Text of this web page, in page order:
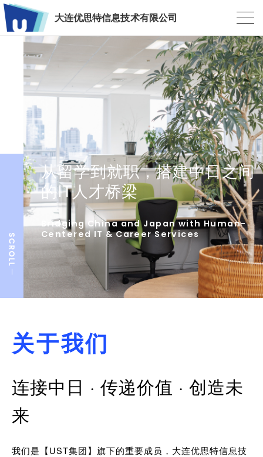
大连优思特信息技术有限公司
从留学到就职，搭建中日之间
的IT人才桥梁
Bridging China and Japan with Human-
Centered IT & Career Services
关于我们
连接中日 · 传递价值 · 创造未
来
我们是【UST集团】旗下的重要成员，大连优思特信息技